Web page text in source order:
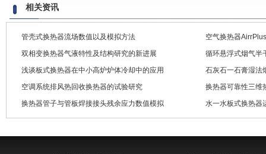
相关资讯
管壳式换热器流场数值以及模拟方法
空气换热器
双相变换热器气液特性及结构研究的新进展
循环悬浮式烟气半
浅谈板式换热器在中小高炉炉体冷却中的应用
石灰石一石膏湿法
空调系统排风热回收换热器的试验研究
换热器可靠性三维
换热器管子与管板焊接接头残余应力数值模拟
水一水板式换热器